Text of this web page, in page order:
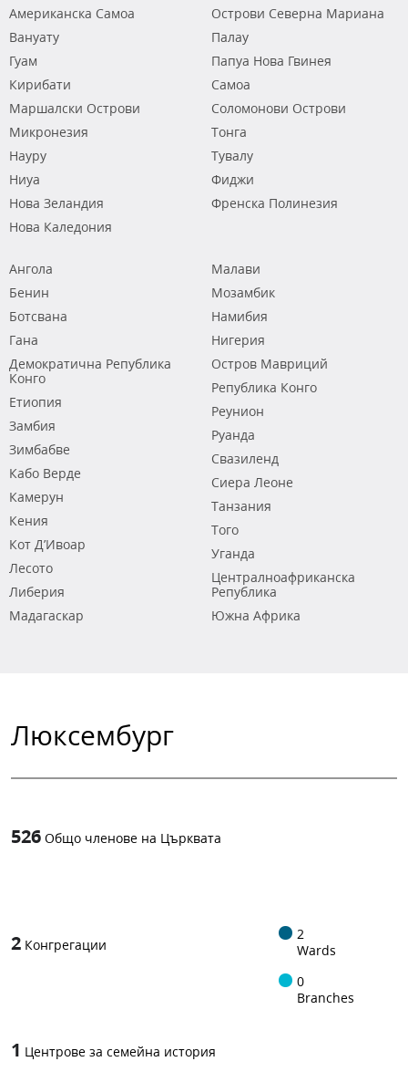
Американска Самоа
Вануату
Гуам
Кирибати
Маршалски Острови
Микронезия
Науру
Ниуа
Нова Зеландия
Нова Каледония
Острови Северна Мариана
Палау
Папуа Нова Гвинея
Самоа
Соломонови Острови
Тонга
Тувалу
Фиджи
Френска Полинезия
Ангола
Бенин
Ботсвана
Гана
Демократична Република
Конго
Етиопия
Замбия
Зимбабве
Кабо Верде
Камерун
Кения
Кот Д’Ивоар
Лесото
Либерия
Мадагаскар
Малави
Мозамбик
Намибия
Нигерия
Остров Мавриций
Република Конго
Реунион
Руанда
Свазиленд
Сиера Леоне
Танзания
Того
Уганда
Централноафриканска
Република
Южна Африка
Люксембург
526 Общо членове на Църквата
2 Конгрегации
2
Wards
0
Branches
1 Центрове за семейна история